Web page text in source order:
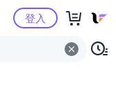
物中心
登入